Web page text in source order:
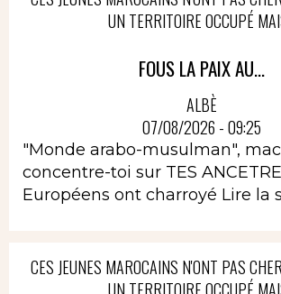
UN TERRITOIRE OCCUPÉ
FOUS LA PAIX AU...
ALBÈ
07/08/2026 - 09:25
"Monde arabo-musulman",
concentre-toi sur TES
Européens ont charroyé Lire la
CES JEUNES MAROCAINS N'ONT PAS
UN TERRITOIRE OCCUPÉ